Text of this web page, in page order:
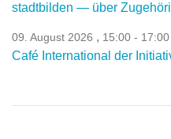
stadtbilden — über
09. August 2026 , 15:00 -
Café International der